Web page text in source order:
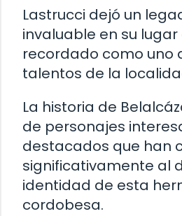
Lastrucci dejó un
invaluable en su
recordado como uno
talentos de la
La historia de
de personajes
destacados que han
significativamente al
identidad de esta
cordobesa.